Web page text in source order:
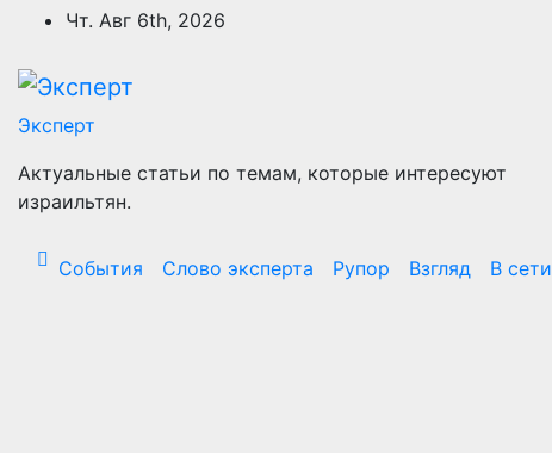
Перейти
содержимому
Чт. Авг 6th, 2026
Эксперт
Актуальные статьи по темам, которые интересуют
израильтян.
События Слово эксперта Рупор Взгляд В сети